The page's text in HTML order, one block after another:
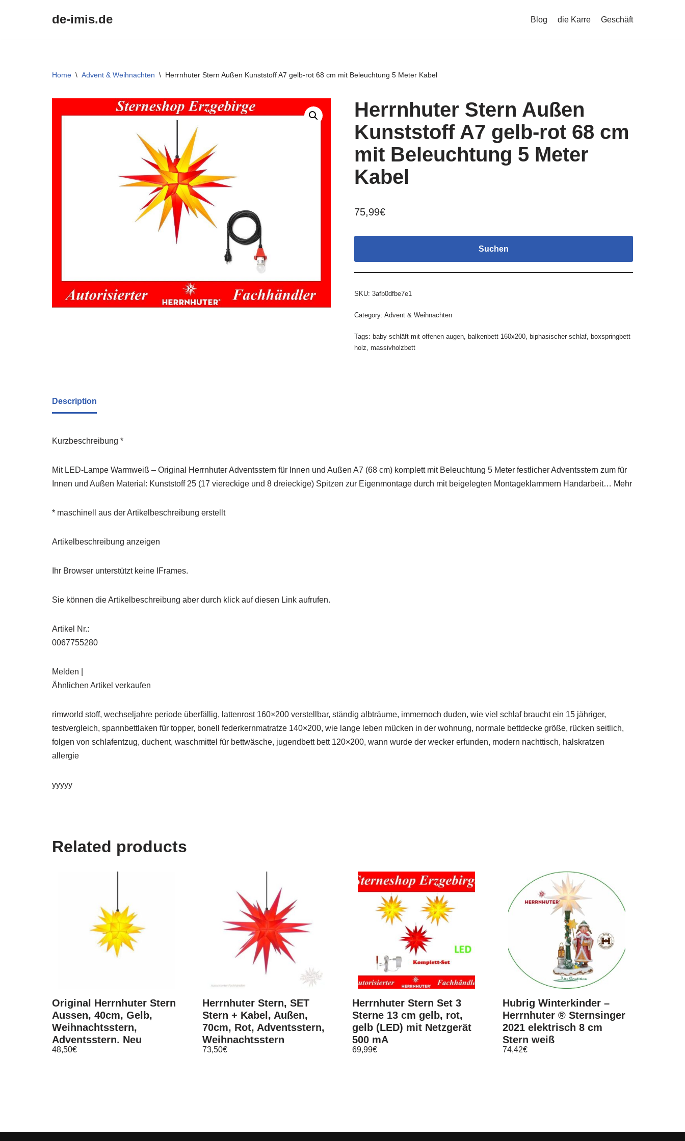
de-imis.de Blog die Karre Geschäft
Home \ Advent & Weihnachten \ Herrnhuter Stern Außen Kunststoff A7 gelb-rot 68 cm mit Beleuchtung 5 Meter Kabel
Herrnhuter Stern Außen
Kunststoff A7 gelb-rot 68 cm
mit Beleuchtung 5 Meter
Kabel
75,99€
Suchen
SKU: 3afb0dfbe7e1
Category: Advent & Weihnachten
Tags: baby schläft mit offenen augen, balkenbett 160x200, biphasischer schlaf, boxspringbett
holz, massivholzbett
Description
Kurzbeschreibung *
Mit LED-Lampe Warmweiß – Original Herrnhuter Adventsstern für Innen und Außen A7 (68 cm) komplett mit Beleuchtung 5 Meter festlicher Adventsstern zum für
Innen und Außen Material: Kunststoff 25 (17 viereckige und 8 dreieckige) Spitzen zur Eigenmontage durch mit beigelegten Montageklammern Handarbeit… Mehr
* maschinell aus der Artikelbeschreibung erstellt
Artikelbeschreibung anzeigen
Ihr Browser unterstützt keine IFrames.
Sie können die Artikelbeschreibung aber durch klick auf diesen Link aufrufen.
Artikel Nr.:
0067755280
Melden |
Ähnlichen Artikel verkaufen
rimworld stoff, wechseljahre periode überfällig, lattenrost 160×200 verstellbar, ständig albträume, immernoch duden, wie viel schlaf braucht ein 15 jähriger,
testvergleich, spannbettlaken für topper, bonell federkernmatratze 140×200, wie lange leben mücken in der wohnung, normale bettdecke größe, rücken seitlich,
folgen von schlafentzug, duchent, waschmittel für bettwäsche, jugendbett bett 120×200, wann wurde der wecker erfunden, modern nachttisch, halskratzen
allergie
yyyyy
Related products
Original Herrnhuter Stern
Aussen, 40cm, Gelb,
Weihnachtsstern,
Adventsstern, Neu
48,50€
Herrnhuter Stern, SET
Stern + Kabel, Außen,
70cm, Rot, Adventsstern,
Weihnachtsstern
73,50€
Herrnhuter Stern Set 3
Sterne 13 cm gelb, rot,
gelb (LED) mit Netzgerät
500 mA
69,99€
Hubrig Winterkinder –
Herrnhuter ® Sternsinger
2021 elektrisch 8 cm
Stern weiß
74,42€